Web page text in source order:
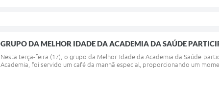
GRUPO DA MELHOR IDADE DA ACADEMIA DA SAÚDE
Nesta terça-feira (17), o grupo da Melhor Idade da Academia da Saúde
Academia, foi servido um café da manhã especial, proporcionando um